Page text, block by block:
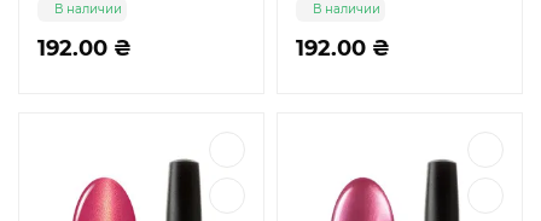
192.00 ₴
В наличии
192.00 ₴
В наличии